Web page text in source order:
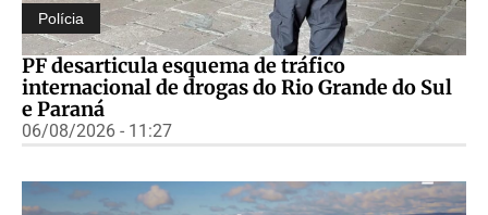
Polícia
PF desarticula esquema de tráfico
internacional de drogas do Rio Grande do Sul
e Paraná
06/08/2026 - 11:27